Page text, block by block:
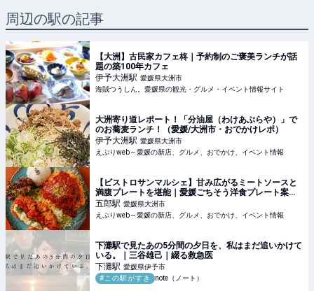
周辺の駅の記事
【大洲】古民家カフェ柊｜予約制のご褒美ランチが話
題の築100年カフェ
伊予大洲駅 愛媛県大洲市
海賊つうしん。愛媛県の観光・グルメ・イベント情報サイト
大洲寄り道レポート！「分油屋（わけあぶらや）」で
のお蕎麦ランチ！（愛媛/大洲市・おでかけレポ）
伊予大洲駅 愛媛県大洲市
えぷりweb～愛媛の新店、グルメ、おでかけ、イベント情報
【ビストロサンマルシェ】甘み広がるミートソースと
満腹プレートを堪能｜愛媛ごちそう洋食プレート案内
（愛媛/大洲市）
五郎駅 愛媛県大洲市
えぷりweb～愛媛の新店、グルメ、おでかけ、イベント情報
下灘駅で見たあの5分間の夕日を、私はまだ追いかけて
いる。｜三谷雄己｜綴る救急医
下灘駅 愛媛県伊予市
#この駅がすき
note（ノート）